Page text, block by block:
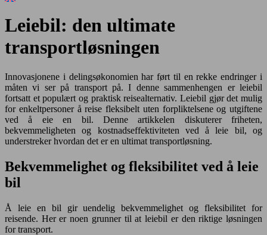
Leiebil: den ultimate
transportløsningen
Innovasjonene i delingsøkonomien har ført til en rekke endringer i
måten vi ser på transport på. I denne sammenhengen er leiebil
fortsatt et populært og praktisk reisealternativ. Leiebil gjør det mulig
for enkeltpersoner å reise fleksibelt uten forpliktelsene og utgiftene
ved å eie en bil. Denne artikkelen diskuterer friheten,
bekvemmeligheten og kostnadseffektiviteten ved å leie bil, og
understreker hvordan det er en ultimat transportløsning.
Bekvemmelighet og fleksibilitet ved å leie
bil
Å leie en bil gir uendelig bekvemmelighet og fleksibilitet for
reisende. Her er noen grunner til at leiebil er den riktige løsningen
for transport.